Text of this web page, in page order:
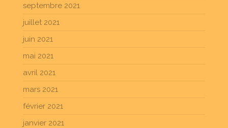
septembre 2021
juillet 2021
juin 2021
mai 2021
avril 2021
mars 2021
février 2021
janvier 2021